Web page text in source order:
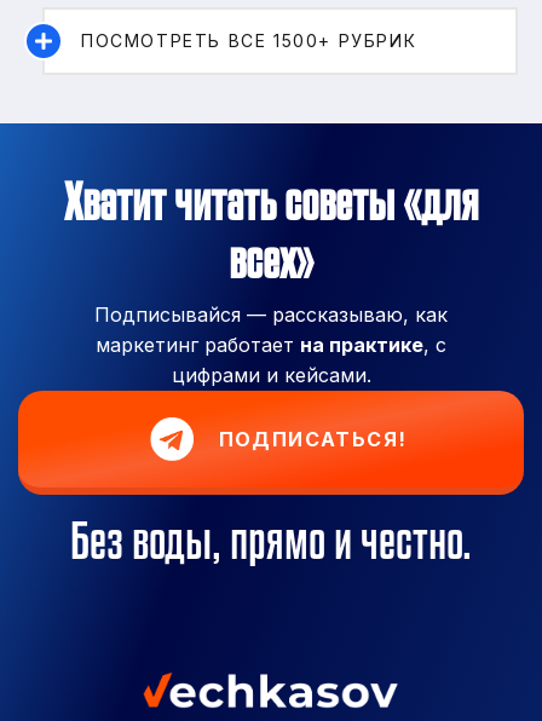
ПОСМОТРЕТЬ ВСЕ 1500+ РУБРИК
Хватит читать советы «для
всех»
Подписывайся — рассказываю, как
маркетинг работает на практике, с
цифрами и кейсами.
ПОДПИСАТЬСЯ!
Без воды, прямо и честно.